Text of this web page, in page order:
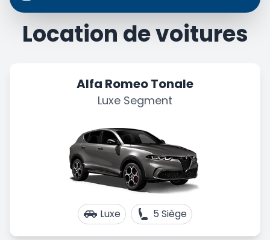
Location de voitures
Alfa Romeo Tonale
Luxe Segment
Luxe 5 Siège